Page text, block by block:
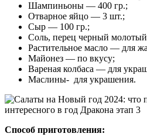
Шампиньоны — 400 гр.;
Отварное яйцо — 3 шт.;
Сыр — 100 гр.;
Соль, перец черный
Растительное масло — для
Майонез — по вкусу;
Вареная колбаса — для
Маслины- для украшения.
Способ приготовления: